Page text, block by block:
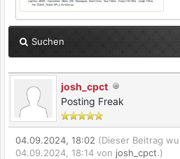
Suchen
josh_cpct
Posting Freak
04.09.2024, 18:02 (Dieser Beitrag
04.09.2024, 18:14 von josh_cpct.)